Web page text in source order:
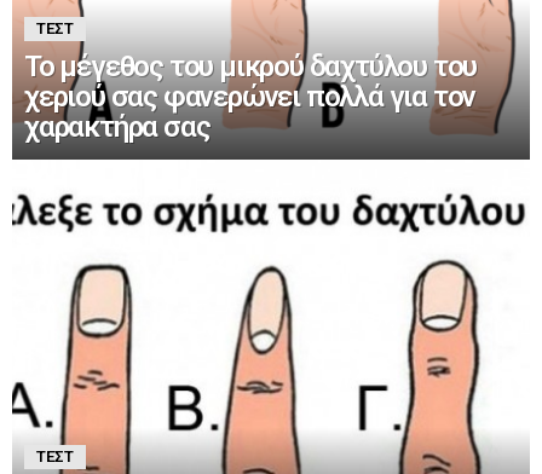
ΤΕΣΤ
Το μέγεθος του μικρού δαχτύλου του
χεριού σας φανερώνει πολλά για τον
χαρακτήρα σας
ΤΕΣΤ